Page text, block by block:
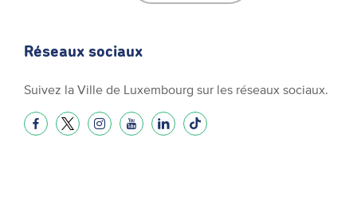
Réseaux sociaux
Suivez la Ville de Luxembourg sur les réseaux sociaux.